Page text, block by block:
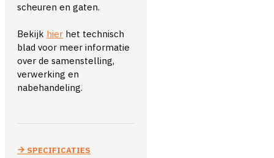
scheuren en gaten.
Bekijk hier het technisch
blad voor meer informatie
over de samenstelling,
verwerking en
nabehandeling.
SPECIFICATIES